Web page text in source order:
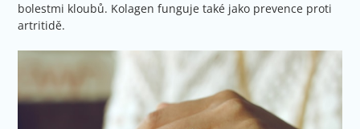
bolestmi kloubů. Kolagen funguje také jako prevence proti
artritidě.